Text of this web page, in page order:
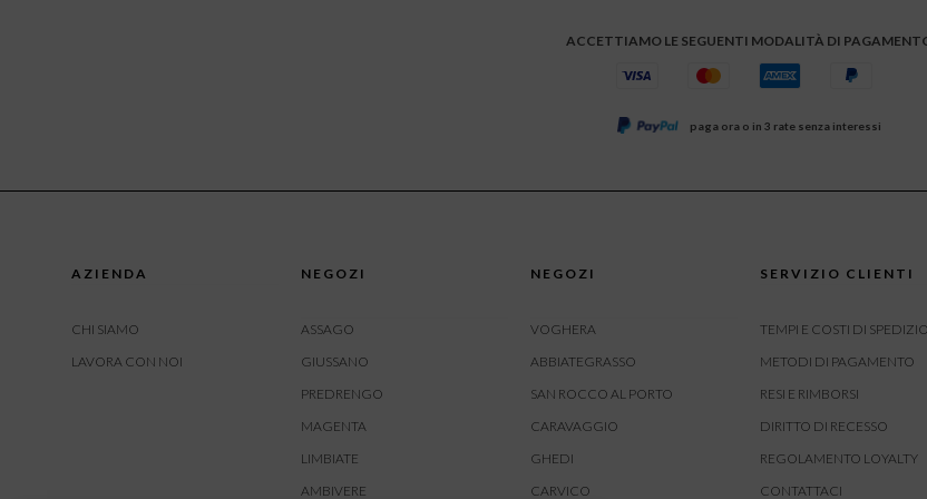
ACCETTIAMO LE SEGUENTI MODALITÀ DI
paga ora o in 3 rate senza interessi
AZIENDA
CHI SIAMO
LAVORA CON NOI
NEGOZI
ASSAGO
GIUSSANO
PREDRENGO
MAGENTA
LIMBIATE
AMBIVERE
NEGOZI
VOGHERA
ABBIATEGRASSO
SAN ROCCO AL PORTO
CARAVAGGIO
GHEDI
CARVICO
SERVIZIO CLIENTI
TEMPI E COSTI DI
METODI DI PAGAMENTO
RESI E RIMBORSI
DIRITTO DI RECESSO
REGOLAMENTO LOYALTY
CONTATTACI